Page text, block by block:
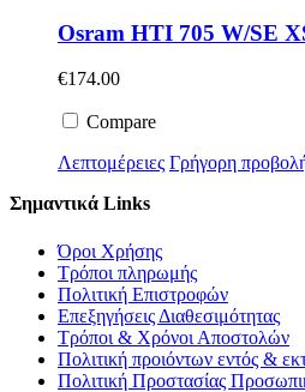
Osram HTI 705 W/SE
€174.00
Compare
Λεπτομέρειες Γρήγορη
Σημαντικά Links
Όροι Χρήσης
Τρόποι πληρωμής
Πολιτική Επιστροφών
Επεξηγήσεις Διαθεσιμότητας
Τρόποι & Χρόνοι Αποστολών
Πολιτική προιόντων εντός &
Πολιτική Προστασίας